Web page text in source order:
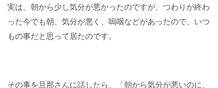
実は、朝から少し気分が悪かったのですが、つわりが終わ
った今でも朝、気分が悪く、嗚咽などがあったので、いつ
もの事だと思って居たのです。
その事を旦那さんに話したら、「朝から気分が悪いのに、